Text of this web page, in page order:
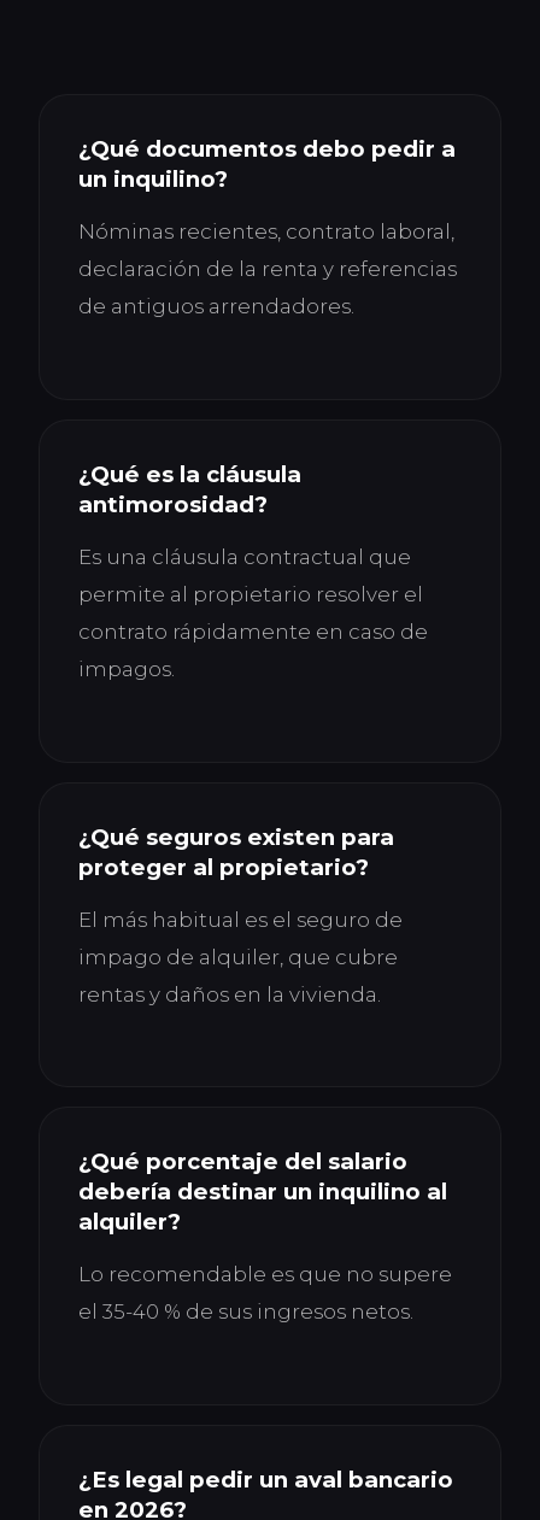
¿Qué documentos debo pedir a
un inquilino?
Nóminas recientes, contrato laboral,
declaración de la renta y referencias
de antiguos arrendadores.
¿Qué es la cláusula
antimorosidad?
Es una cláusula contractual que
permite al propietario resolver el
contrato rápidamente en caso de
impagos.
¿Qué seguros existen para
proteger al propietario?
El más habitual es el seguro de
impago de alquiler, que cubre
rentas y daños en la vivienda.
¿Qué porcentaje del salario
debería destinar un inquilino al
alquiler?
Lo recomendable es que no supere
el 35-40 % de sus ingresos netos.
¿Es legal pedir un aval bancario
en 2026?